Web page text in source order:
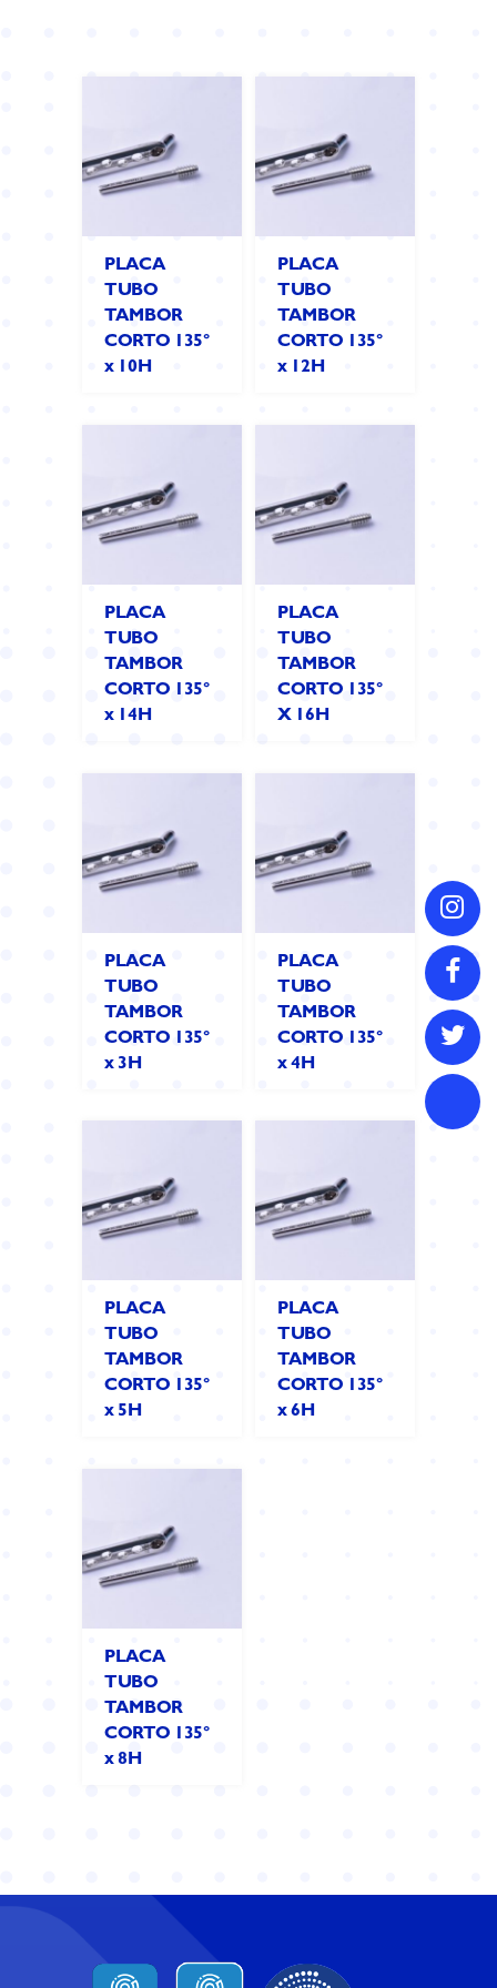
PLACA
TUBO
TAMBOR
CORTO 135°
x 10H
PLACA
TUBO
TAMBOR
CORTO 135°
x 12H
PLACA
TUBO
TAMBOR
CORTO 135°
x 14H
PLACA
TUBO
TAMBOR
CORTO 135°
X 16H
PLACA
TUBO
TAMBOR
CORTO 135°
x 3H
PLACA
TUBO
TAMBOR
CORTO 135°
x 4H
PLACA
TUBO
TAMBOR
CORTO 135°
x 5H
PLACA
TUBO
TAMBOR
CORTO 135°
x 6H
PLACA
TUBO
TAMBOR
CORTO 135°
x 8H